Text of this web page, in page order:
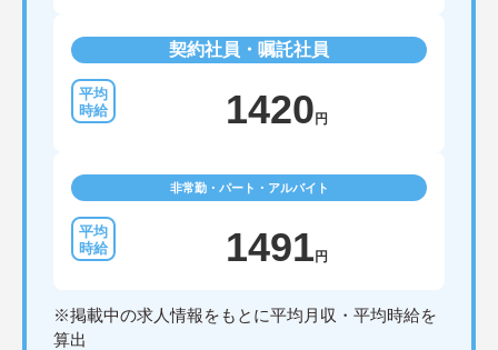
契約社員・嘱託社員
1420円
非常勤・パート・アルバイト
1491円
※掲載中の求人情報をもとに平均月収・平均時給を
算出